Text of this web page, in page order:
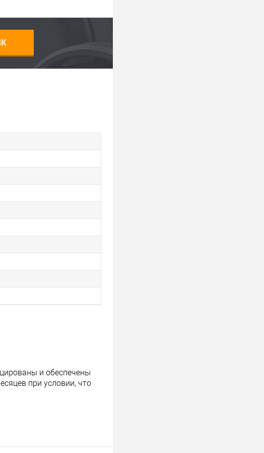
и обеспечены
при условии, что